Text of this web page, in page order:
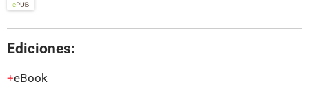
Ediciones:
eBook